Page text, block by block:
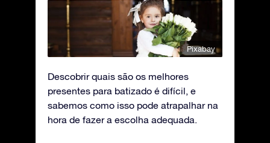
Pixabay
Descobrir quais são os melhores
presentes para batizado é difícil, e
sabemos como isso pode atrapalhar na
hora de fazer a escolha adequada.